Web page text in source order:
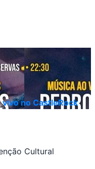
vivo no CastleRock
Cultural